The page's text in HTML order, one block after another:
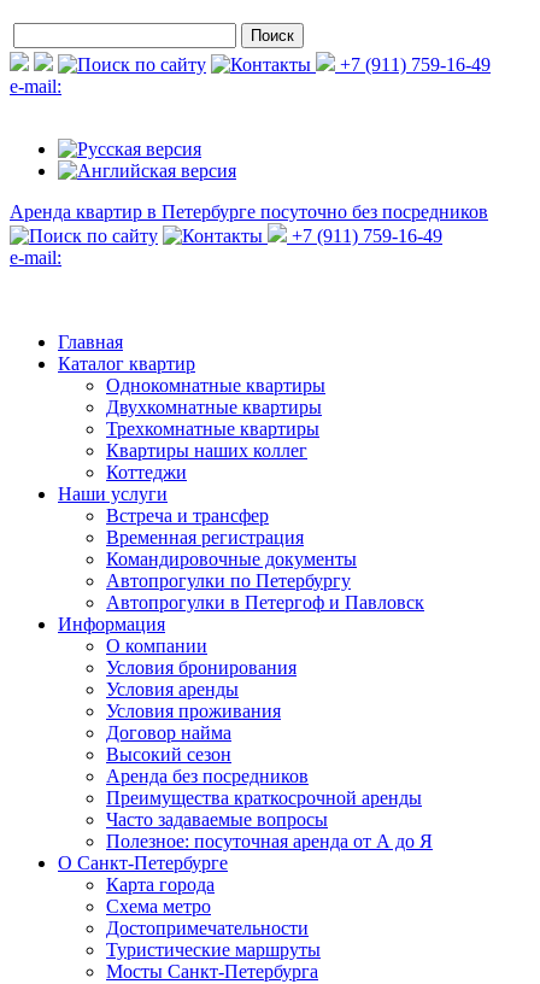
+7 (911) 759-16-49
e-mail:
Аренда квартир в Петербурге посуточно без посредников
+7 (911) 759-16-49
e-mail:
Главная
Каталог квартир
Однокомнатные квартиры
Двухкомнатные квартиры
Трехкомнатные квартиры
Квартиры наших коллег
Коттеджи
Наши услуги
Встреча и трансфер
Временная регистрация
Командировочные документы
Автопрогулки по Петербургу
Автопрогулки в Петергоф и Павловск
Информация
О компании
Условия бронирования
Условия аренды
Условия проживания
Договор найма
Высокий сезон
Аренда без посредников
Преимущества краткосрочной аренды
Часто задаваемые вопросы
Полезное: посуточная аренда от А до Я
О Санкт-Петербурге
Карта города
Схема метро
Достопримечательности
Туристические маршруты
Мосты Санкт-Петербурга